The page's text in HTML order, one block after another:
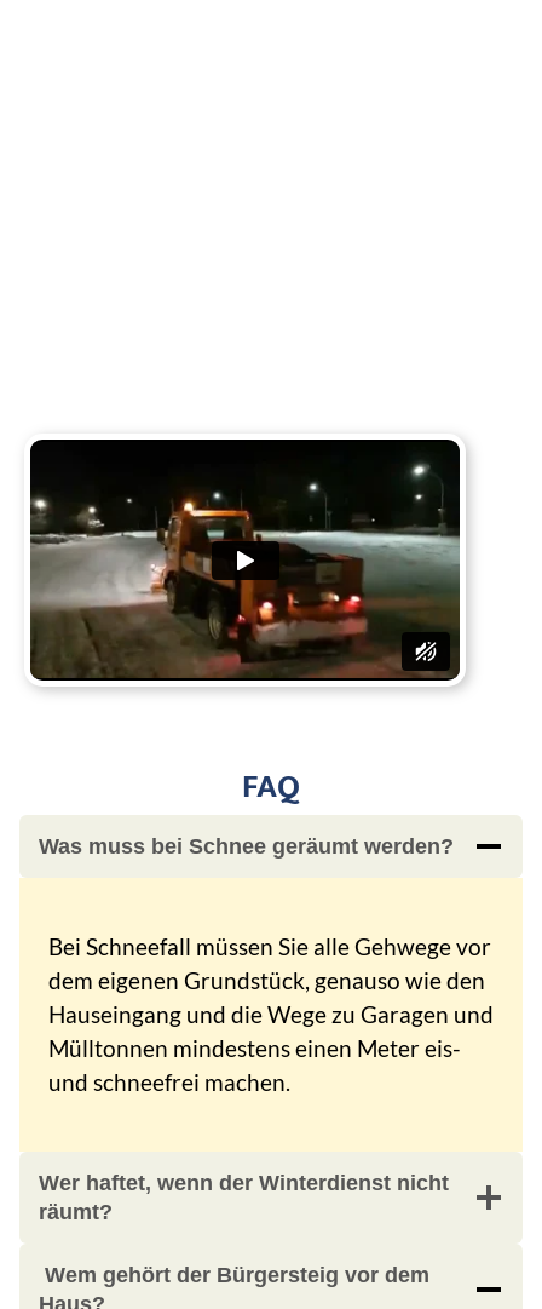
FAQ
Was muss bei Schnee geräumt werden?
Bei Schneefall müssen Sie alle Gehwege vor
dem eigenen Grundstück, genauso wie den
Hauseingang und die Wege zu Garagen und
Mülltonnen mindestens einen Meter eis-
und schneefrei machen.
Wer haftet, wenn der Winterdienst nicht
räumt?
Wem gehört der Bürgersteig vor dem